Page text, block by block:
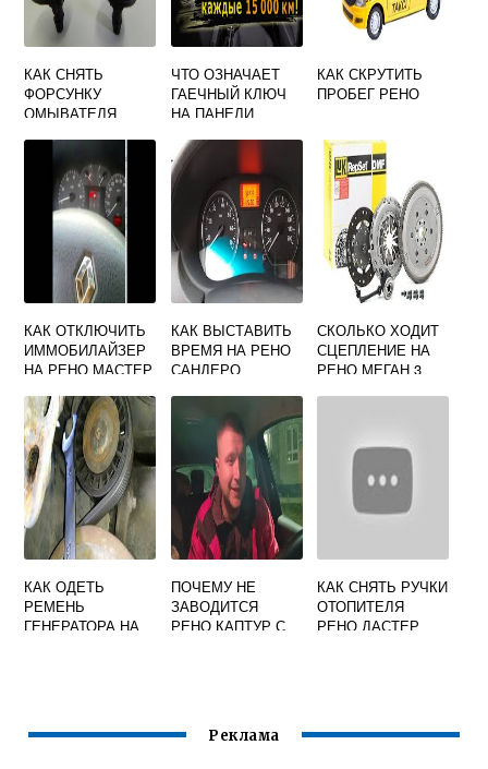
КАК СНЯТЬ
ФОРСУНКУ
ОМЫВАТЕЛЯ
СТЕКЛА РЕНО
ЛОГАН
ЧТО ОЗНАЧАЕТ
ГАЕЧНЫЙ КЛЮЧ
НА ПАНЕЛИ
ДАСТЕР
КАК СКРУТИТЬ
ПРОБЕГ РЕНО
КАК ОТКЛЮЧИТЬ
ИММОБИЛАЙЗЕР
НА РЕНО МАСТЕР
КАК ВЫСТАВИТЬ
ВРЕМЯ НА РЕНО
САНДЕРО
СКОЛЬКО ХОДИТ
СЦЕПЛЕНИЕ НА
РЕНО МЕГАН 3
КАК ОДЕТЬ
РЕМЕНЬ
ГЕНЕРАТОРА НА
ПОЧЕМУ НЕ
ЗАВОДИТСЯ
РЕНО КАПТУР С
КАК СНЯТЬ РУЧКИ
ОТОПИТЕЛЯ
РЕНО ДАСТЕР
Реклама